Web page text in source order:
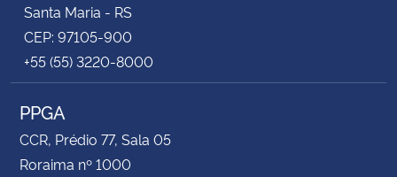
Santa Maria - RS
CEP: 97105-900
+55 (55) 3220-8000
PPGA
CCR, Prédio 77, Sala 05
Roraima nº 1000